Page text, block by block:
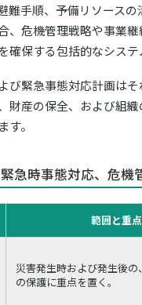
手順、予備リソース
、危機管理戦略や事業
確保する包括的なシステ
び緊急事態対応計画は
財産の保全、および組
。
急時事態対応、危機
範囲と重
災害発生時および発生後
の保護に重点を置く。